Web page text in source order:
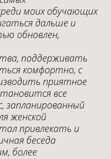
моих обучающих
дальше и
обновлен,
поддерживать
комфортно, с
приятное
все
запланированный
женской
привлекать и
беседа
более